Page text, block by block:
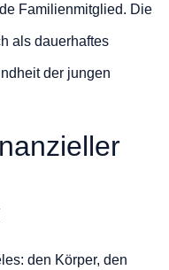
Familienmitglied. Die
als dauerhaftes
der jungen
den Körper, den